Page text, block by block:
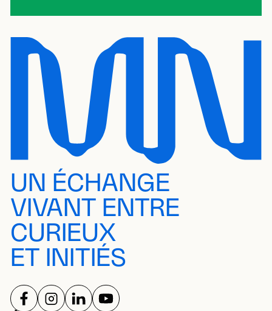
UN ÉCHANGE
VIVANT ENTRE
CURIEUX
ET INITIÉS
SUIVEZ-NOUS SUR
SUIVEZ-NOUS SUR
SUIVEZ-NOUS SUR
SUIVEZ-NOUS SUR